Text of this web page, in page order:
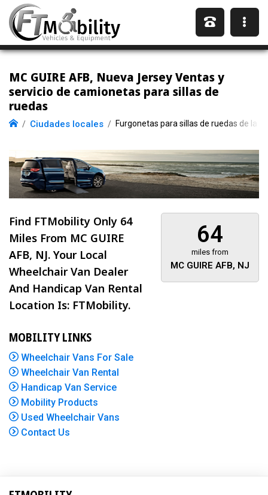
MC GUIRE AFB, Nueva Jersey Ventas y
servicio de camionetas para sillas de
ruedas
Ciudades locales Furgonetas para sillas de ruedas de la
64
miles from
MC GUIRE AFB, NJ
Find FTMobility Only 64
Miles From MC GUIRE
AFB, NJ. Your Local
Wheelchair Van Dealer
And Handicap Van Rental
Location Is: FTMobility.
MOBILITY LINKS
Wheelchair Vans For Sale
Wheelchair Van Rental
Handicap Van Service
Mobility Products
Used Wheelchair Vans
Contact Us